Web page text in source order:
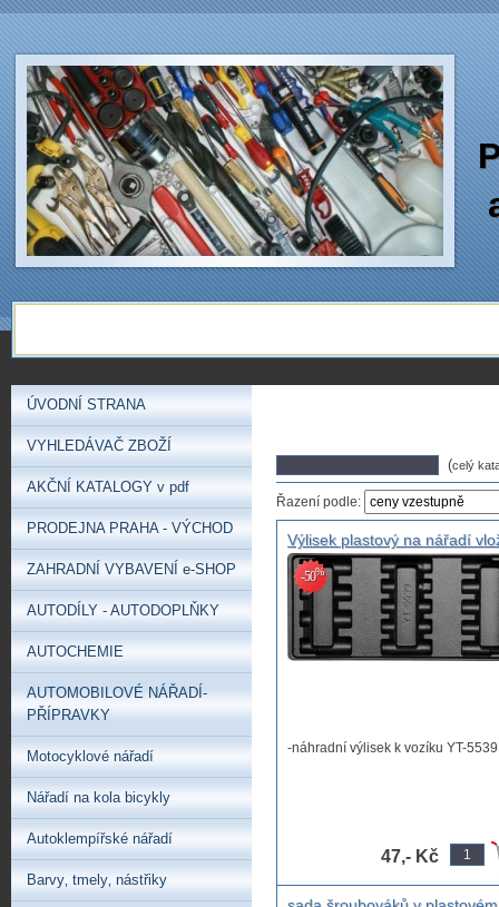
(celý
Řazení podle:
Výlisek plastový na nářadí
do zásuvky dílenského vozíku
180 x 388mm
-50%
-náhradní výlisek k vozíku YT-5539
47,- Kč
ÚVODNÍ STRANA
VYHLEDÁVAČ ZBOŽÍ
AKČNÍ KATALOGY v pdf
PRODEJNA PRAHA - VÝCHOD
ZAHRADNÍ VYBAVENÍ e-SHOP
AUTODÍLY - AUTODOPLŇKY
AUTOCHEMIE
AUTOMOBILOVÉ NÁŘADÍ-
PŘÍPRAVKY
Motocyklové nářadí
Nářadí na kola bicykly
Autoklempířské nářadí
Barvy‚ tmely‚ nástřiky